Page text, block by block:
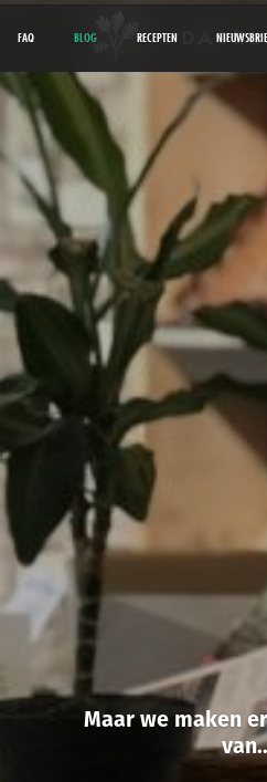
FAQ BLOG RECEPTEN
Maar we maken